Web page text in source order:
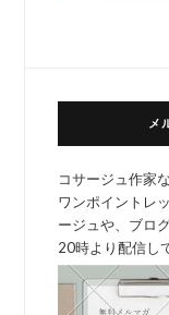
メ
コサージュ作家
ワンポイントレ
ージュや、ブロ
20時より配信し